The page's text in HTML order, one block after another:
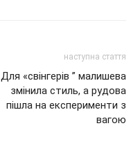
наступна стаття
Для «свінгерів ” малишева
змінила стиль, а рудова
пішла на експерименти з
вагою